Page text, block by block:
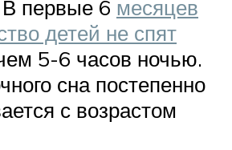
первые 6 месяцев
детей не спят
5-6 часов ночью.
сна постепенно
с возрастом